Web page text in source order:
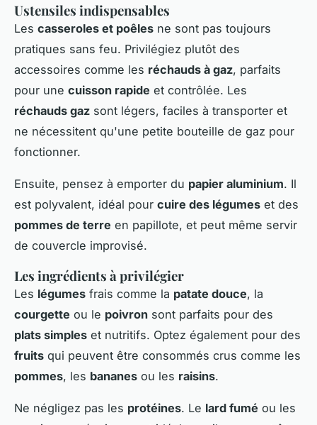
Ustensiles indispensables
Les casseroles et poêles ne sont pas toujours
pratiques sans feu. Privilégiez plutôt des
accessoires comme les réchauds à gaz, parfaits
pour une cuisson rapide et contrôlée. Les
réchauds gaz sont légers, faciles à transporter et
ne nécessitent qu'une petite bouteille de gaz pour
fonctionner.
Ensuite, pensez à emporter du papier aluminium. Il
est polyvalent, idéal pour cuire des légumes et des
pommes de terre en papillote, et peut même servir
de couvercle improvisé.
Les ingrédients à privilégier
Les légumes frais comme la patate douce, la
courgette ou le poivron sont parfaits pour des
plats simples et nutritifs. Optez également pour des
fruits qui peuvent être consommés crus comme les
pommes, les bananes ou les raisins.
Ne négligez pas les protéines. Le lard fumé ou les